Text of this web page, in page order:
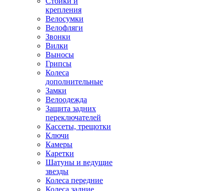
крепления
Велосумки
Велофляги
Звонки
Вилки
Выносы
Грипсы
Колеса
дополнительные
Замки
Велоодежда
Защита задних
переключателей
Кассеты, трещотки
Ключи
Камеры
Каретки
Шатуны и ведущие
звезды
Колеса передние
Колеса задние